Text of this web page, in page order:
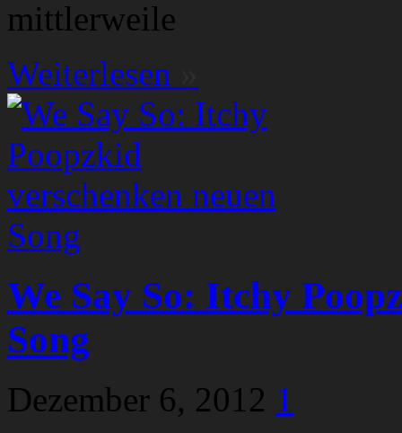
mittlerweile
Weiterlesen
We Say So: Itchy
Song
Dezember 6, 2012 1